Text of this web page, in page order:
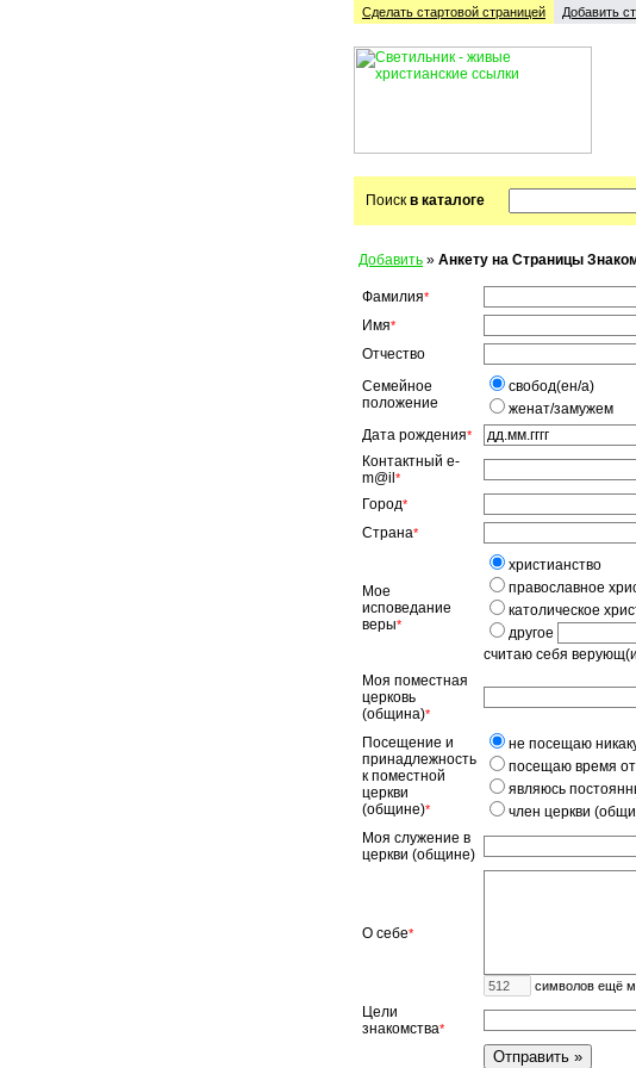
Сделать стартовой cтраницей Добавить
Поиск в каталоге
Добавить » Анкету на Страницы
Фамилия*
Имя*
Отчество
Семейное
положение
свобод(ен/а)
женат/замужем
Дата рождения*
Контактный e-
m@il *
Город*
Страна*
Мое
исповедание
веры*
христианство
православное
католическое
другое
считаю себя
Моя поместная
церковь
(община)*
Посещение и
принадлежность
к поместной
церкви
(общине)*
не посещаю
посещаю время
являюсь
член церкви
Моя служение в
церкви (общине)
О себе*
символов ещё
Цели
знакомства*